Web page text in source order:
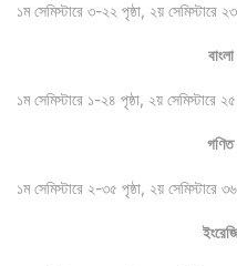
১ম সেমিস্টারে ৩-২২ পৃষ্ঠা, ২য় সেমিস্টারে
১ম সেমিস্টারে ১-২৪ পৃষ্ঠা, ২য় সেমিস্টারে
গণিত
১ম সেমিস্টারে ২-৩৫ পৃষ্ঠা, ২য় সেমিস্টারে